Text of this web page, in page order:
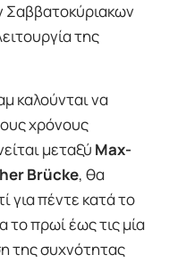
Σαββατοκύριακων
της
καλούνται να
χρόνους
μεταξύ Max-
Brücke, θα
για πέντε κατά το
το πρωί έως τις μία
της συχνότητας